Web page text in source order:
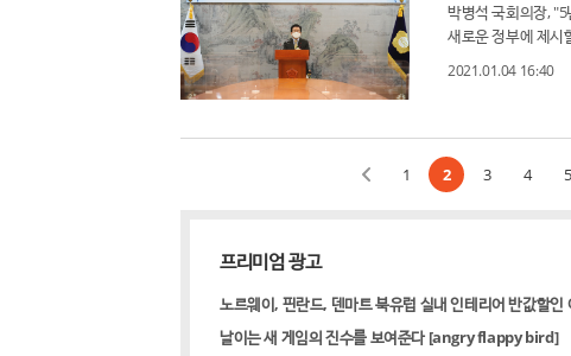
박병석 국회의장,
새로운 정부에 제시
2021.01.04 16:40
1 2 3 4 5
프리미엄 광고
노르웨이, 핀란드, 덴마트 북유럽 실내 인테리어 반값할인
날이는 새 게임의 진수를 보여준다 [angry flappy bird]